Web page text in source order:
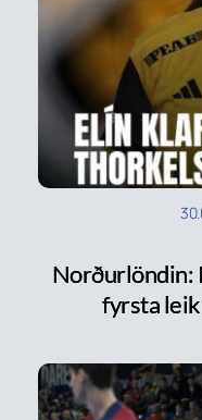
Norðurlöndin:
fyrsta